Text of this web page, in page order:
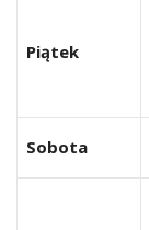
Piątek
Sobota